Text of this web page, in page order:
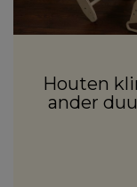
Houten
ander